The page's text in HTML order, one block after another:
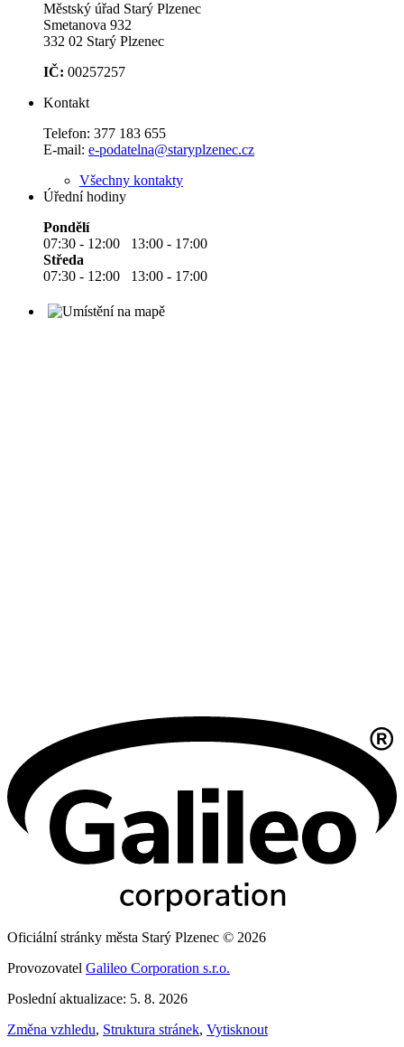
Městský úřad Starý Plzenec
Smetanova 932
332 02 Starý Plzenec
IČ: 00257257
Kontakt
Telefon: 377 183 655
E-mail: e-podatelna@staryplzenec.cz
Všechny kontakty
Úřední hodiny
Pondělí
07:30 - 12:00 13:00 - 17:00
Středa
07:30 - 12:00 13:00 - 17:00
Oficiální stránky města Starý Plzenec © 2026
Provozovatel Galileo Corporation s.r.o.
Poslední aktualizace: 5. 8. 2026
Změna vzhledu, Struktura stránek, Vytisknout